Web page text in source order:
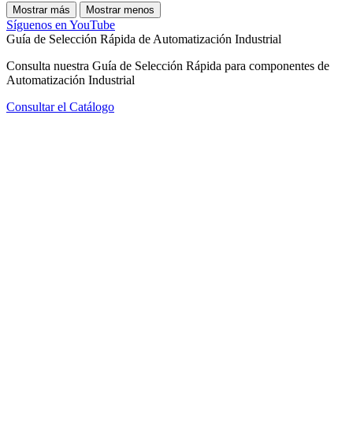
Mostrar más Mostrar menos
Síguenos en YouTube
Guía de Selección Rápida de Automatización Industrial
Consulta nuestra Guía de Selección Rápida para componentes de
Automatización Industrial
Consultar el Catálogo